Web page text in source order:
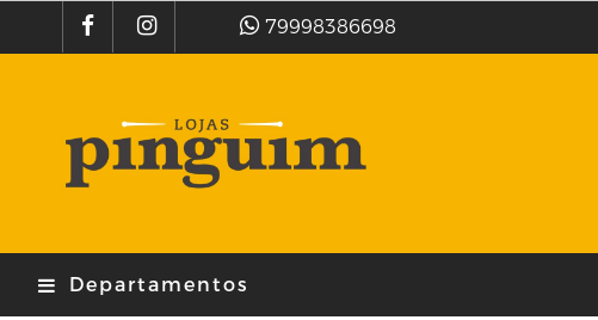
79998386698
Departamentos